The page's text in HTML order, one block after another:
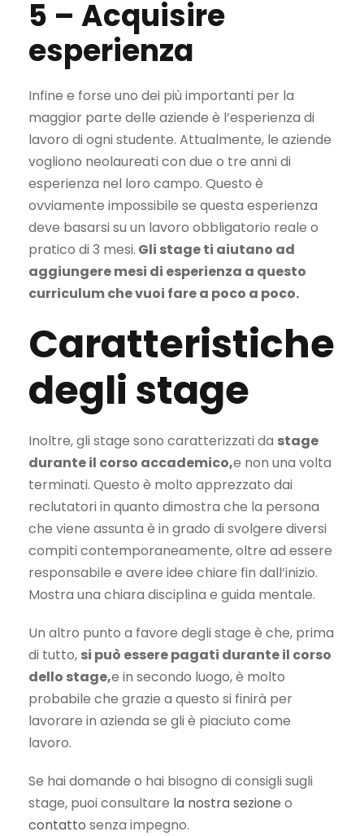
5 – Acquisire
esperienza
Infine e forse uno dei più importanti per la
maggior parte delle aziende è l’esperienza di
lavoro di ogni studente. Attualmente, le aziende
vogliono neolaureati con due o tre anni di
esperienza nel loro campo. Questo è
ovviamente impossibile se questa esperienza
deve basarsi su un lavoro obbligatorio reale o
pratico di 3 mesi. Gli stage ti aiutano ad
aggiungere mesi di esperienza a questo
curriculum che vuoi fare a poco a poco.
Caratteristiche
degli stage
Inoltre, gli stage sono caratterizzati da stage
durante il corso accademico,e non una volta
terminati. Questo è molto apprezzato dai
reclutatori in quanto dimostra che la persona
che viene assunta è in grado di svolgere diversi
compiti contemporaneamente, oltre ad essere
responsabile e avere idee chiare fin dall’inizio.
Mostra una chiara disciplina e guida mentale.
Un altro punto a favore degli stage è che, prima
di tutto, si può essere pagati durante il corso
dello stage,e in secondo luogo, è molto
probabile che grazie a questo si finirà per
lavorare in azienda se gli è piaciuto come
lavoro.
Se hai domande o hai bisogno di consigli sugli
stage, puoi consultare la nostra sezione o
contatto senza impegno.